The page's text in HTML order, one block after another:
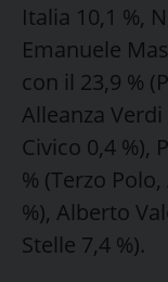
Italia 10,1 %,
Emanuele
con il 23,9 %
Alleanza
Civico 0,4 %),
% (Terzo
%), Alberto
Stelle 7,4 %).